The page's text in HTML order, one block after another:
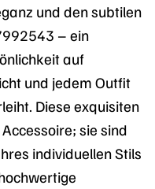
und den subtilen
– ein
auf
und jedem Outfit
Diese exquisiten
sie sind
individuellen Stils